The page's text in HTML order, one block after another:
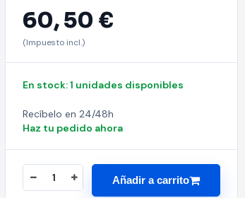
60,50 €
(Impuesto incl.)
En stock: 1 unidades disponibles
Recíbelo en 24/48h
Haz tu pedido ahora
Añadir a carrito